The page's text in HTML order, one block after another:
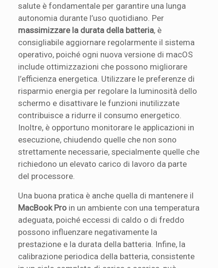
salute è fondamentale per garantire una lunga
autonomia durante l’uso quotidiano. Per
massimizzare la durata della batteria, è
consigliabile aggiornare regolarmente il sistema
operativo, poiché ogni nuova versione di macOS
include ottimizzazioni che possono migliorare
l’efficienza energetica. Utilizzare le preferenze di
risparmio energia per regolare la luminosità dello
schermo e disattivare le funzioni inutilizzate
contribuisce a ridurre il consumo energetico.
Inoltre, è opportuno monitorare le applicazioni in
esecuzione, chiudendo quelle che non sono
strettamente necessarie, specialmente quelle che
richiedono un elevato carico di lavoro da parte
del processore.
Una buona pratica è anche quella di mantenere il
MacBook Pro in un ambiente con una temperatura
adeguata, poiché eccessi di caldo o di freddo
possono influenzare negativamente la
prestazione e la durata della batteria. Infine, la
calibrazione periodica della batteria, consistente